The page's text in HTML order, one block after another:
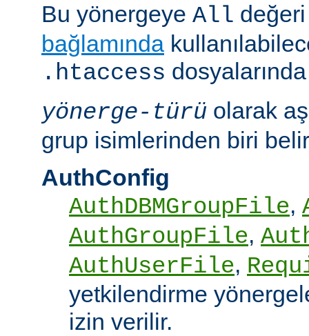
Bu yönergeye All
bağlamında
.htaccess
yönerge-türü olarak
grup isimlerinden biri
AuthConfig
AuthDBMGroupFile,
AuthGroupFile,
AuthUserFile,
yetkilendirme
izin verilir.